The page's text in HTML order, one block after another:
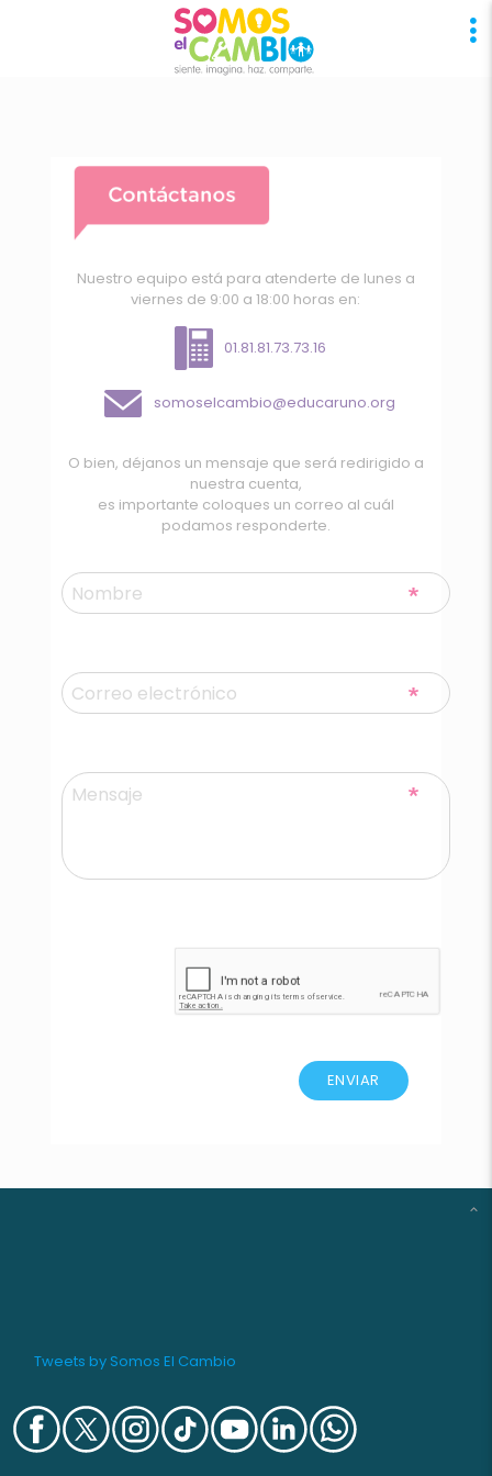
Nuestro equipo está para atenderte de lunes a
viernes de 9:00 a 18:00 horas en:
01.81.81.73.73.16
somoselcambio@educaruno.org
O bien, déjanos un mensaje que será redirigido a
nuestra cuenta,
es importante coloques un correo al cuál
podamos responderte.
ENVIAR
Tweets by Somos El Cambio